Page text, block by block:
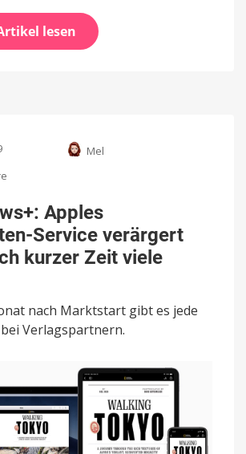
lesen
Mel
News+:
Apples
Nachrichten-
Service
verärgert
kurzer
Zeit
Apples
Service verärgert
kurzer Zeit viele
nach Marktstart gibt es jede
Verlagspartnern.